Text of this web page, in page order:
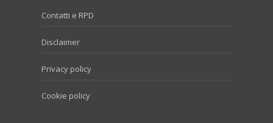
Contatti e RPD
Disclaimer
Privacy policy
Cookie policy